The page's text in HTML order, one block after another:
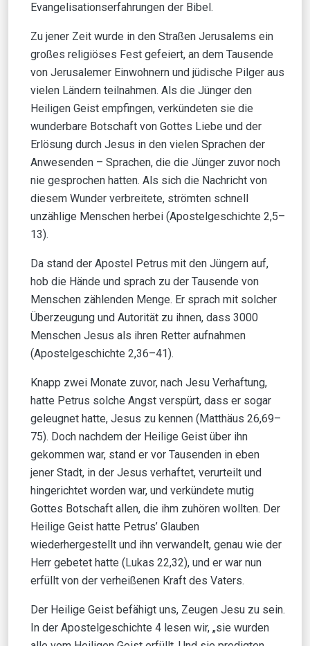
Evangelisationserfahrungen der Bibel.
Zu jener Zeit wurde in den Straßen Jerusalems ein
großes religiöses Fest gefeiert, an dem Tausende
von Jerusalemer Einwohnern und jüdische Pilger aus
vielen Ländern teilnahmen. Als die Jünger den
Heiligen Geist empfingen, verkündeten sie die
wunderbare Botschaft von Gottes Liebe und der
Erlösung durch Jesus in den vielen Sprachen der
Anwesenden – Sprachen, die die Jünger zuvor noch
nie gesprochen hatten. Als sich die Nachricht von
diesem Wunder verbreitete, strömten schnell
unzählige Menschen herbei (Apostelgeschichte 2,5–
13).
Da stand der Apostel Petrus mit den Jüngern auf,
hob die Hände und sprach zu der Tausende von
Menschen zählenden Menge. Er sprach mit solcher
Überzeugung und Autorität zu ihnen, dass 3000
Menschen Jesus als ihren Retter aufnahmen
(Apostelgeschichte 2,36–41).
Knapp zwei Monate zuvor, nach Jesu Verhaftung,
hatte Petrus solche Angst verspürt, dass er sogar
geleugnet hatte, Jesus zu kennen (Matthäus 26,69–
75). Doch nachdem der Heilige Geist über ihn
gekommen war, stand er vor Tausenden in eben
jener Stadt, in der Jesus verhaftet, verurteilt und
hingerichtet worden war, und verkündete mutig
Gottes Botschaft allen, die ihm zuhören wollten. Der
Heilige Geist hatte Petrus’ Glauben
wiederhergestellt und ihn verwandelt, genau wie der
Herr gebetet hatte (Lukas 22,32), und er war nun
erfüllt von der verheißenen Kraft des Vaters.
Der Heilige Geist befähigt uns, Zeugen Jesu zu sein.
In der Apostelgeschichte 4 lesen wir, „sie wurden